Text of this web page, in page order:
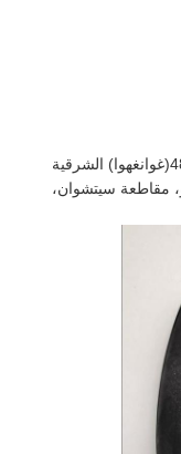
مقاطعة سيتشوان،